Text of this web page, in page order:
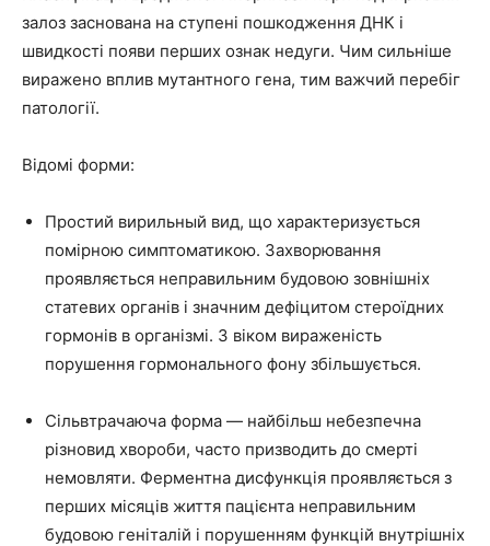
залоз заснована на ступені пошкодження ДНК і
швидкості появи перших ознак недуги. Чим сильніше
виражено вплив мутантного гена, тим важчий перебіг
патології.
Відомі форми:
Простий вирильный вид, що характеризується
помірною симптоматикою. Захворювання
проявляється неправильним будовою зовнішніх
статевих органів і значним дефіцитом стероїдних
гормонів в організмі. З віком вираженість
порушення гормонального фону збільшується.
Сільвтрачаюча форма — найбільш небезпечна
різновид хвороби, часто призводить до смерті
немовляти. Ферментна дисфункція проявляється з
перших місяців життя пацієнта неправильним
будовою геніталій і порушенням функцій внутрішніх